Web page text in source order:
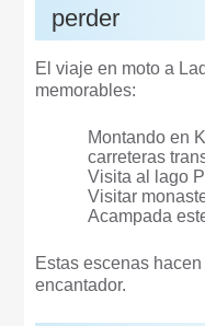
perder
El viaje en moto a
memorables:
Montando en
carreteras
Visita al lago
Visitar
Acampada
Estas escenas
encantador.